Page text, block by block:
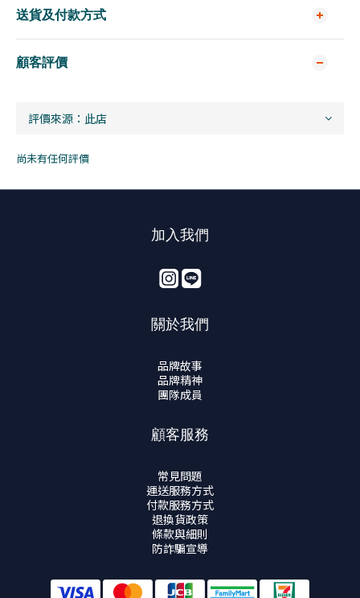
送貨及付款方式
顧客評價
尚未有任何評價
加入我們
關於我們
品牌故事
品牌精神
團隊成員
顧客服務
常見問題
運送服務方式
付款服務方式
退換貨政策
條款與細則
防詐騙宣導